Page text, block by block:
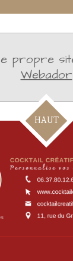
propre
Webador
HAUT